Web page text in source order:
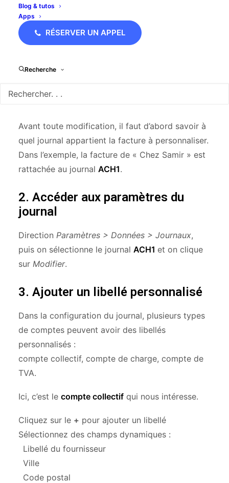
Blog & tutos
Apps
RÉSERVER UN APPEL
Recherche
🧭 Étapes pour
personnaliser les libellés
1. Identifier le code journal
Avant toute modification, il faut d’abord savoir à
quel journal appartient la facture à personnaliser.
Dans l’exemple, la facture de « Chez Samir » est
rattachée au journal ACH1.
2. Accéder aux paramètres du
journal
Direction Paramètres > Données > Journaux,
puis on sélectionne le journal ACH1 et on clique
sur Modifier.
3. Ajouter un libellé personnalisé
Dans la configuration du journal, plusieurs types
de comptes peuvent avoir des libellés
personnalisés :
compte collectif, compte de charge, compte de
TVA.
Ici, c’est le compte collectif qui nous intéresse.
Cliquez sur le + pour ajouter un libellé
Sélectionnez des champs dynamiques :
Libellé du fournisseur
Ville
Code postal